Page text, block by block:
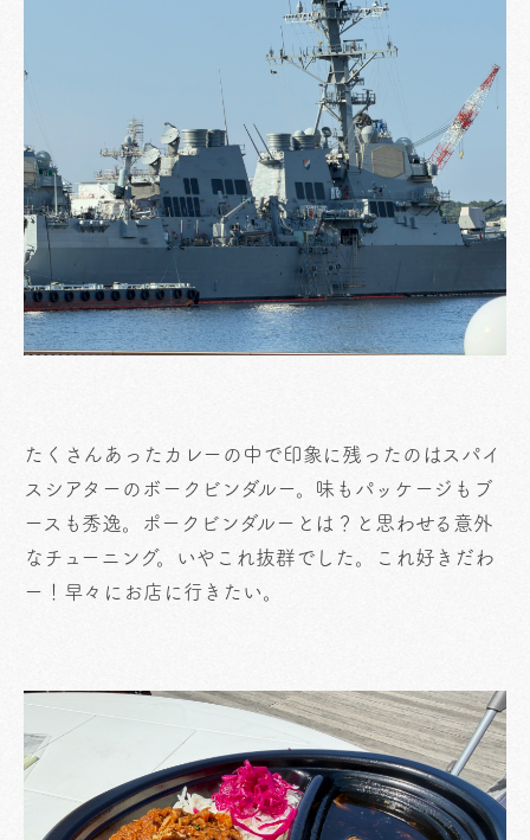
たくさんあったカレーの中で印象に残ったのはスパイ
スシアターのボークビンダルー。味もパッケージもブ
ースも秀逸。ポークビンダルーとは？と思わせる意外
なチューニング。いやこれ抜群でした。これ好きだわ
ー！早々にお店に行きたい。